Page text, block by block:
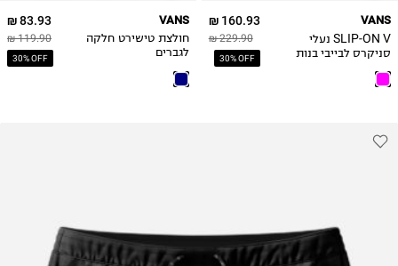
25.5
26.5
160.93 ₪
229.90 ₪
30% OFF
VANS
SLIP-ON V נעלי
סניקרס לבייבי בנות
83.93 ₪
119.90 ₪
30% OFF
VANS
חולצת טישירט חלקה
לגברים